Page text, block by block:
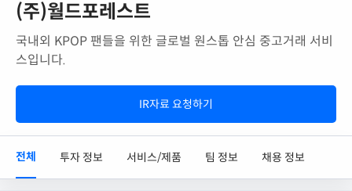
(주)월드포레스트
국내외 KPOP 팬들을 위한 글로벌 원스톱 안심 중고거래 서비
스입니다.
IR자료 요청하기
전체 투자 정보 서비스/제품 팀 정보 채용 정보